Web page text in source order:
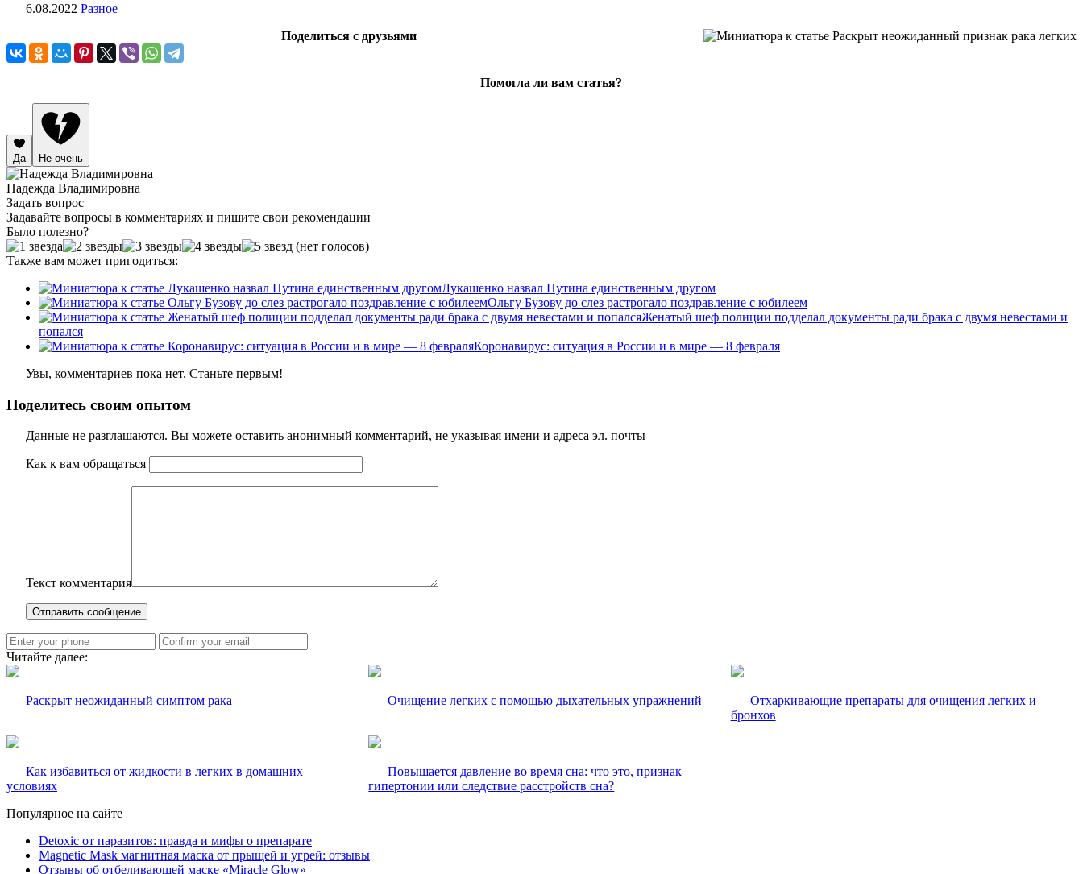
6.08.2022 Разное
Поделиться с друзьями
Помогла ли вам статья?
Да Не очень
Надежда Владимировна
Задать вопрос
Задавайте вопросы в комментариях и пишите свои рекомендации
Было полезно?
(нет голосов)
Также вам может пригодиться:
Лукашенко назвал Путина единственным другом
Ольгу Бузову до слез растрогало поздравление с юбилеем
Женатый шеф полиции подделал документы ради брака с двумя невестами и
попался
Коронавирус: ситуация в России и в мире — 8 февраля
Увы, комментариев пока нет. Станьте первым!
Поделитесь своим опытом
Данные не разглашаются. Вы можете оставить анонимный комментарий, не указывая имени и адреса эл. почты
Как к вам обращаться
Текст комментария
Читайте далее:
Раскрыт неожиданный симптом рака Очищение легких с помощью дыхательных упражнений
Отхаркивающие препараты для очищения легких и
бронхов
Как избавиться от жидкости в легких в домашних
условиях
Повышается давление во время сна: что это, признак
гипертонии или следствие расстройств сна?
Популярное на сайте
Detoxic от паразитов: правда и мифы о препарате
Magnetic Mask магнитная маска от прыщей и угрей: отзывы
Отзывы об отбеливающей маске «Miracle Glow»